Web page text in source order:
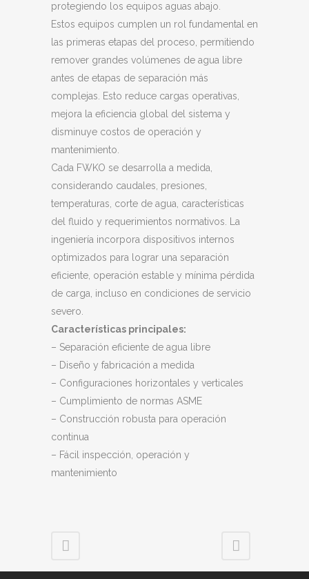
protegiendo los equipos aguas abajo.
Estos equipos cumplen un rol fundamental en
las primeras etapas del proceso, permitiendo
remover grandes volúmenes de agua libre
antes de etapas de separación más
complejas. Esto reduce cargas operativas,
mejora la eficiencia global del sistema y
disminuye costos de operación y
mantenimiento.
Cada FWKO se desarrolla a medida,
considerando caudales, presiones,
temperaturas, corte de agua, características
del fluido y requerimientos normativos. La
ingeniería incorpora dispositivos internos
optimizados para lograr una separación
eficiente, operación estable y mínima pérdida
de carga, incluso en condiciones de servicio
severo.
Características principales:
– Separación eficiente de agua libre
– Diseño y fabricación a medida
– Configuraciones horizontales y verticales
– Cumplimiento de normas ASME
– Construcción robusta para operación
continua
– Fácil inspección, operación y
mantenimiento